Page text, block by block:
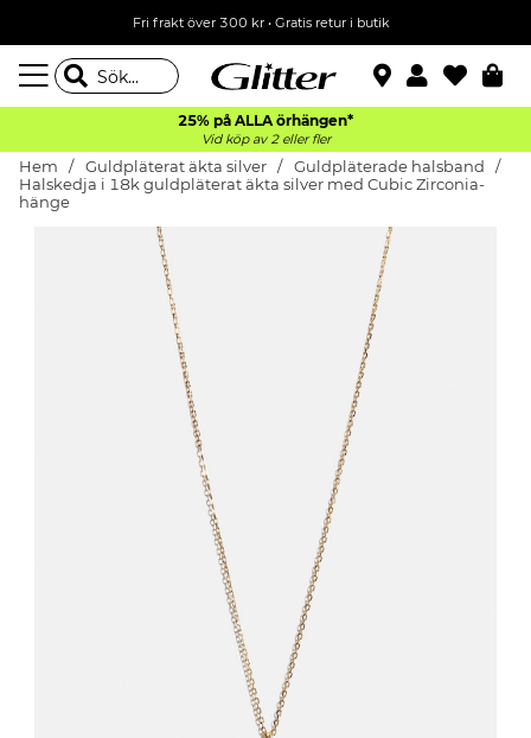
Fri frakt över 300 kr• Gratis retur i butik
25% på ALLA örhängen*
Vid köp av 2 eller fler
Hem Guldpläterat äkta silver
Guldpläterade halsband
Halskedja i 18k guldpläterat äkta silver med Cubic Zirconia-
hänge